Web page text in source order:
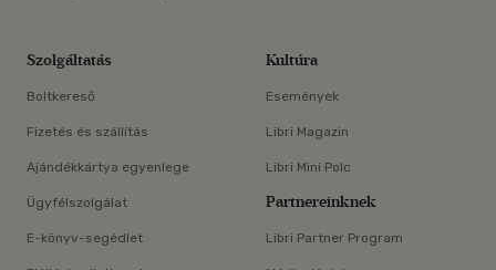
Szolgáltatás
Boltkereső
Fizetés és szállítás
Ajándékkártya egyenlege
Ügyfélszolgálat
E-könyv-segédlet
Kultúra
Események
Libri Magazin
Libri Mini Polc
Partnereinknek
Libri Partner Program